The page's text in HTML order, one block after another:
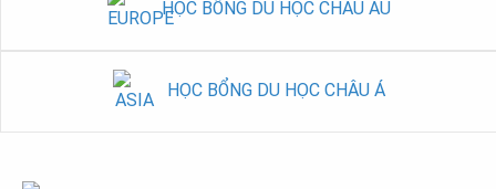
HỌC BỔNG DU HỌC CHÂU ÂU
HỌC BỔNG DU HỌC CHÂU Á